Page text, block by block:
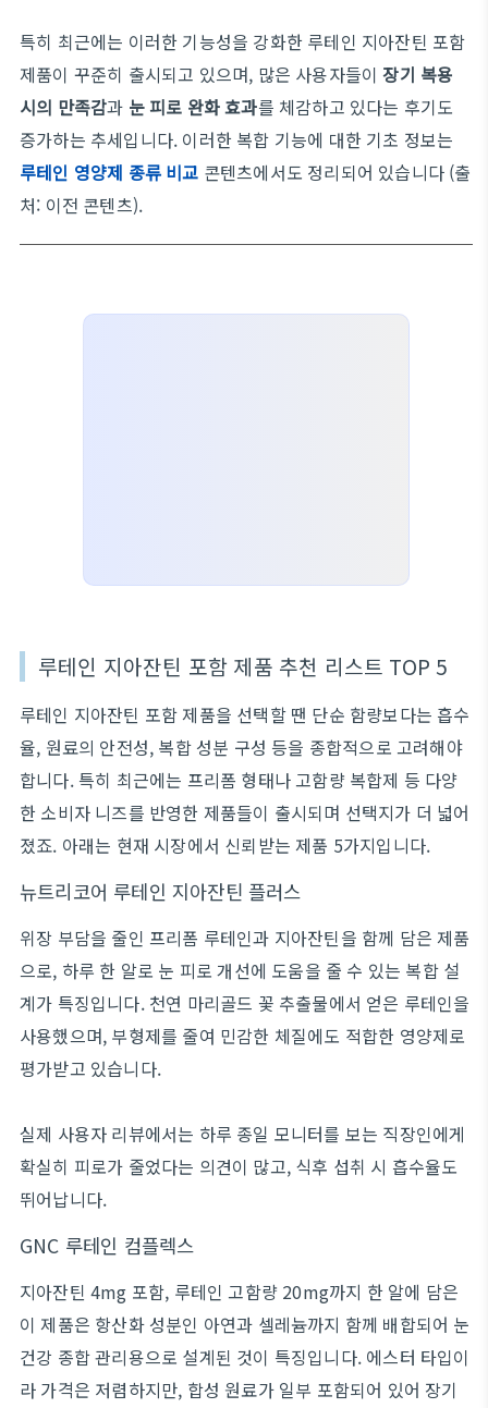
특히 최근에는 이러한 기능성을 강화한 루테인 지아잔틴 포함
제품이 꾸준히 출시되고 있으며, 많은 사용자들이장기 복용
시의 만족감과 눈 피로 완화 효과를 체감하고 있다는 후기도
증가하는 추세입니다. 이러한 복합 기능에 대한 기초 정보는
루테인 영양제 종류 비교 콘텐츠에서도 정리되어 있습니다 (출
처: 이전 콘텐츠).
루테인 지아잔틴 포함 제품 추천 리스트 TOP 5
루테인 지아잔틴 포함 제품을 선택할 땐 단순 함량보다는 흡수
율, 원료의 안전성, 복합 성분 구성 등을 종합적으로 고려해야
합니다. 특히 최근에는 프리폼 형태나 고함량 복합제 등 다양
한 소비자 니즈를 반영한 제품들이 출시되며 선택지가 더 넓어
졌죠. 아래는 현재 시장에서 신뢰받는 제품 5가지입니다.
뉴트리코어 루테인 지아잔틴 플러스
위장 부담을 줄인 프리폼 루테인과 지아잔틴을 함께 담은 제품
으로, 하루 한 알로 눈 피로 개선에 도움을 줄 수 있는 복합 설
계가 특징입니다. 천연 마리골드 꽃 추출물에서 얻은 루테인을
사용했으며, 부형제를 줄여 민감한 체질에도 적합한 영양제로
평가받고 있습니다.
실제 사용자 리뷰에서는 하루 종일 모니터를 보는 직장인에게
확실히 피로가 줄었다는 의견이 많고, 식후 섭취 시 흡수율도
뛰어납니다.
GNC 루테인 컴플렉스
지아잔틴 4mg 포함, 루테인 고함량 20mg까지 한 알에 담은
이 제품은 항산화 성분인 아연과 셀레늄까지 함께 배합되어 눈
건강 종합 관리용으로 설계된 것이 특징입니다. 에스터 타입이
라 가격은 저렴하지만, 합성 원료가 일부 포함되어 있어 장기